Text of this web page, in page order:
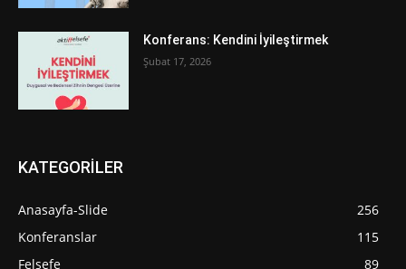
Konferans: Kendini İyileştirmek
Şubat 17, 2026
KATEGORİLER
Anasayfa-Slide
256
Konferanslar
115
Felsefe
89